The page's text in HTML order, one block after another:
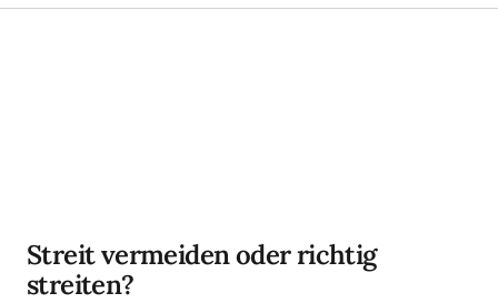
Streit vermeiden oder richtig
streiten?